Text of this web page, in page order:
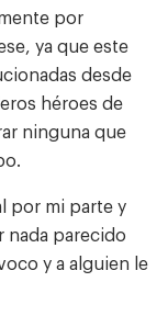
por
ya que este
desde
héroes de
ninguna que
por mi parte y
nada parecido
y a alguien le